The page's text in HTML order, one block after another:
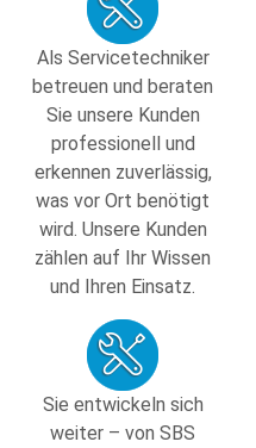
Als Servicetechniker
betreuen und beraten
Sie unsere Kunden
professionell und
erkennen zuverlässig,
was vor Ort benötigt
wird. Unsere Kunden
zählen auf Ihr Wissen
und Ihren Einsatz.
Sie entwickeln sich
weiter – von SBS